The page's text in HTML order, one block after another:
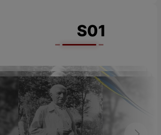
S01